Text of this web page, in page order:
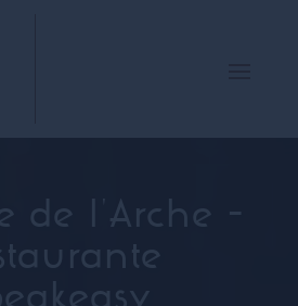
de l'Arche -